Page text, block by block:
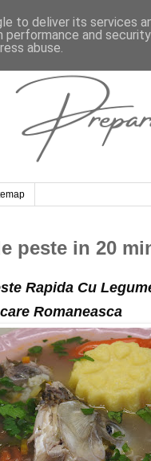
peste in 20
Rapida Cu
Romaneasca
to deliver its services
performance and
abuse.